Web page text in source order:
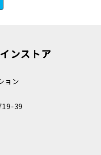
ンストア
ョン
39